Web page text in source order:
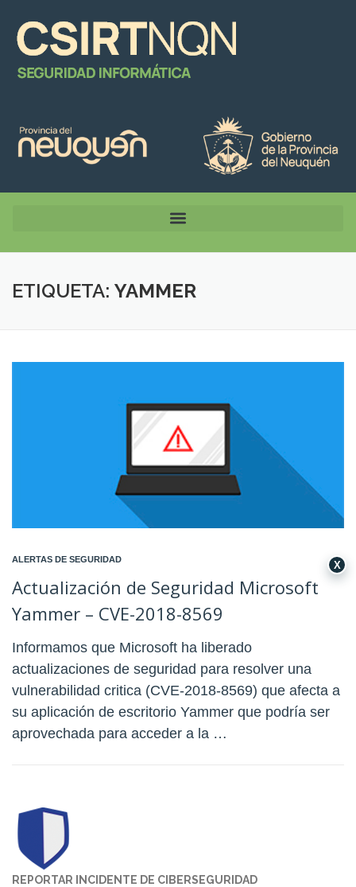
ETIQUETA: YAMMER
ALERTAS DE SEGURIDAD
Actualización de Seguridad Microsoft
Yammer – CVE-2018-8569
Informamos que Microsoft ha liberado
actualizaciones de seguridad para resolver una
vulnerabilidad critica (CVE-2018-8569) que afecta a
su aplicación de escritorio Yammer que podría ser
aprovechada para acceder a la …
REPORTAR INCIDENTE DE CIBERSEGURIDAD
X